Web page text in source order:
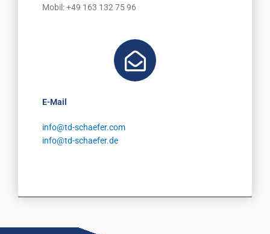
Mobil: +49 163 132 75 96
E-Mail
info@td-schaefer.com
info@td-schaefer.de